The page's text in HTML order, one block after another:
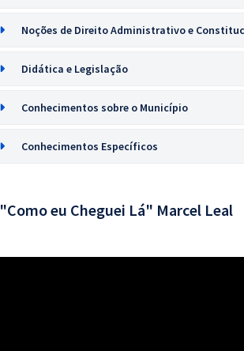
Noções de Direito Administrativo e
Didática e Legislação
Conhecimentos sobre o Município
Conhecimentos Específicos
"Como eu Cheguei Lá" Marcel Leal